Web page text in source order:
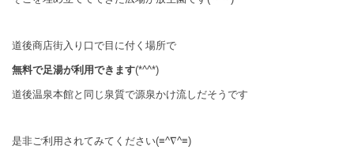
道後商店街入り口で目に付く場所で
無料で足湯が利用できます(*^^*)
道後温泉本館と同じ泉質で源泉かけ流しだそうです
是非ご利用されてみてください(≡^∇^≡)